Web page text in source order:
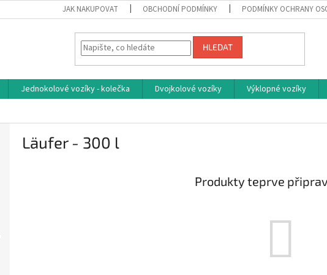
JAK NAKUPOVAT OBCHODNÍ PODMÍNKY PODMÍNKY OCHRANY
HLEDAT
Jednokolové vozíky - kolečka Dvojkolové vozíky Výklopné vozíky
Läufer - 300 l
Produkty teprve